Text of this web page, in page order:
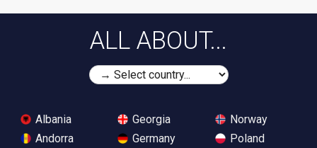
ALL ABOUT...
Albania
Andorra
Georgia
Germany
Norway
Poland